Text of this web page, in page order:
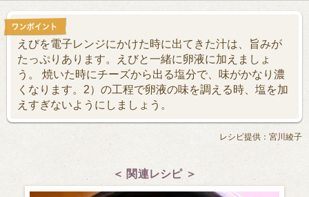
えびを電子レンジにかけた時に出てきた汁は、旨みが
たっぷりあります。えびと一緒に卵液に加えましょ
う。 焼いた時にチーズから出る塩分で、味がかなり濃
くなります。2）の工程で卵液の味を調える時、塩を加
えすぎないようにしましょう。
レシピ提供：宮川綾子
＜ 関連レシピ ＞